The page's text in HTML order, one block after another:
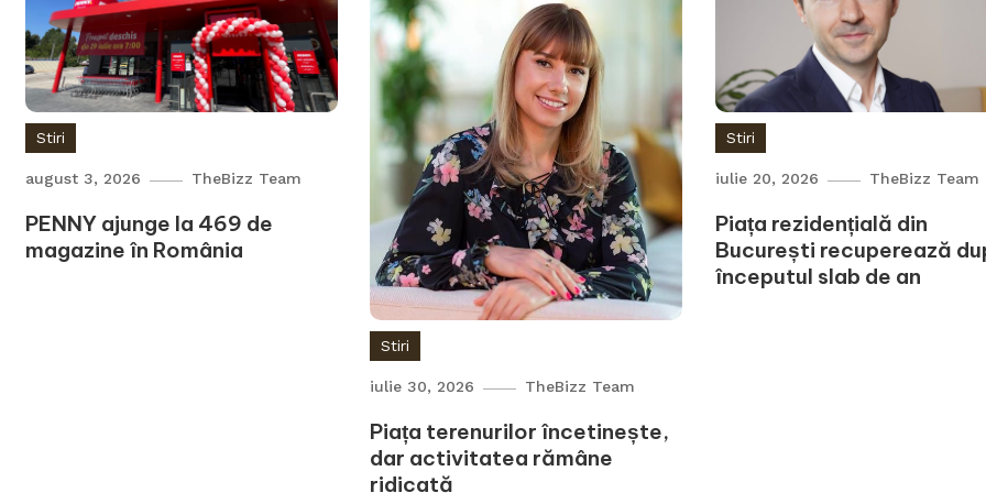
Stiri
august 3, 2026 TheBizz Team
PENNY ajunge la 469 de
magazine în România
Stiri
iulie 30, 2026 TheBizz Team
Piața terenurilor încetinește,
dar activitatea rămâne
ridicată
Stiri
iulie 20, 2026 TheBizz Team
Piața rezidențială din
București recuperează
începutul slab de an